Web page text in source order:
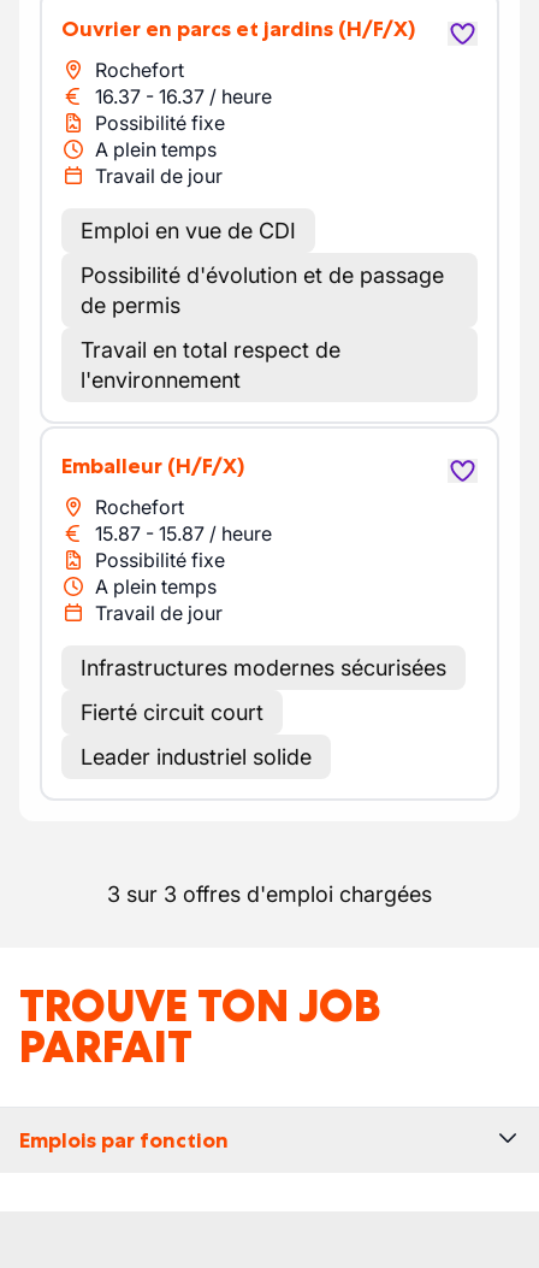
Ouvrier en parcs et jardins (H/F/X)
Rochefort
16.37 - 16.37 / heure
Possibilité fixe
A plein temps
Travail de jour
Emploi en vue de CDI
Possibilité d'évolution et de passage
de permis
Travail en total respect de
l'environnement
Emballeur (H/F/X)
Rochefort
15.87 - 15.87 / heure
Possibilité fixe
A plein temps
Travail de jour
Infrastructures modernes sécurisées
Fierté circuit court
Leader industriel solide
3 sur 3 offres d'emploi chargées
TROUVE TON JOB
PARFAIT
Emplois par fonction